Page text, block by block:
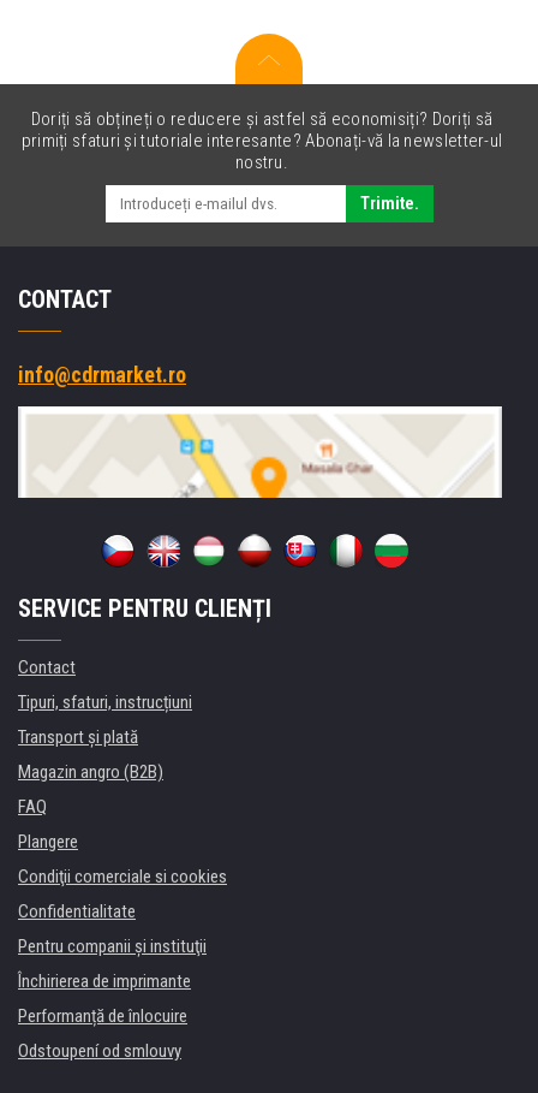
Doriți să obțineți o reducere și astfel să economisiți? Doriți să
primiți sfaturi și tutoriale interesante? Abonați-vă la newsletter-ul
nostru.
Trimite.
CONTACT
info@cdrmarket.ro
SERVICE PENTRU CLIENȚI
Contact
Tipuri, sfaturi, instrucțiuni
Transport şi plată
Magazin angro (B2B)
FAQ
Plangere
Condiţii comerciale si cookies
Confidentialitate
Pentru companii și instituţii
Închirierea de imprimante
Performanță de înlocuire
Odstoupení od smlouvy